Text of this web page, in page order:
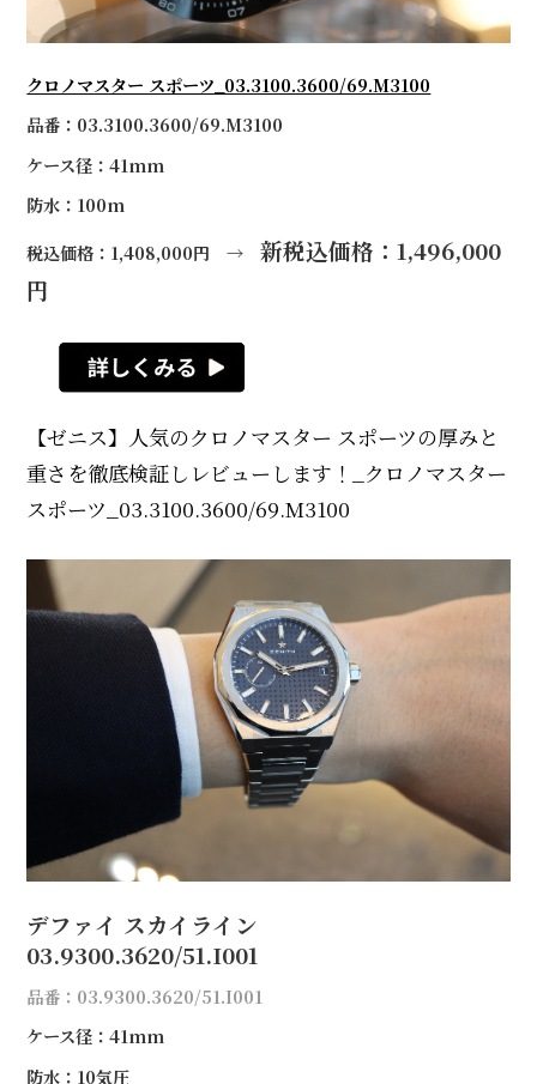
クロノマスター スポーツ_03.3100.3600/69.M3100
品番：03.3100.3600/69.M3100
ケース径：41mm
防水：100m
税込価格：1,408,000円 →新税込価格：1,496,000
円
【ゼニス】人気のクロノマスター スポーツの厚みと
重さを徹底検証しレビューします！_クロノマスター
スポーツ_03.3100.3600/69.M3100
デファイ スカイライン
03.9300.3620/51.I001
品番：03.9300.3620/51.I001
ケース径：41mm
防水：10気圧